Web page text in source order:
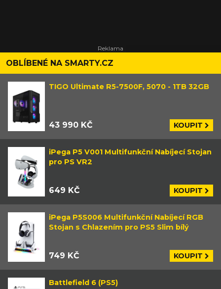
OBLÍBENÉ NA SMARTY.CZ
TIGO Ultimate R5-7500F, 5070 - 1TB 32GB
43 990 KČ KOUPIT
iPega P5 V001 Multifunkční Nabíjecí Stojan
pro PS VR2
649 KČ KOUPIT
iPega P5S006 Multifunkční Nabíjecí RGB
Stojan s Chlazením pro PS5 Slim bílý
749 KČ KOUPIT
Battlefield 6 (PS5)